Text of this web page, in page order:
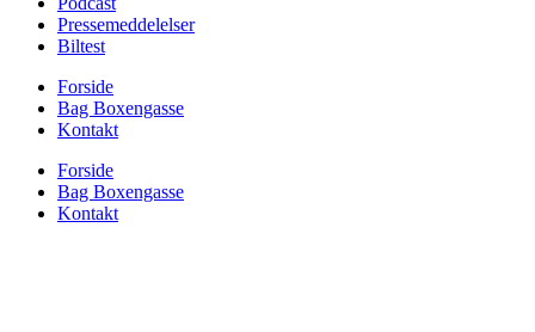
Pressemeddelelser
Biltest
Forside
Bag Boxengasse
Kontakt
Forside
Bag Boxengasse
Kontakt